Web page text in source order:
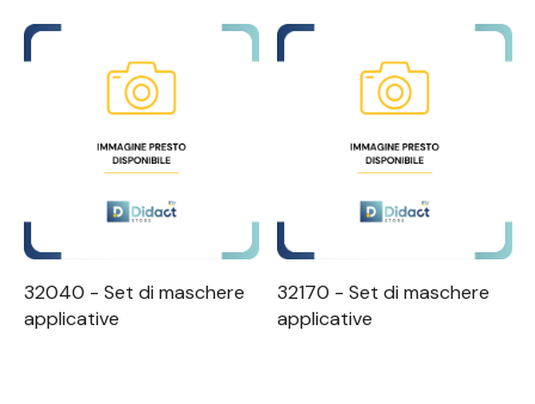
32040 - Set di maschere
applicative
32170 - Set di maschere
applicative